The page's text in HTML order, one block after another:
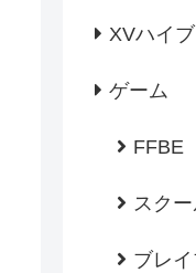
XVハイ
ゲーム
FFBE
スク
ブレ